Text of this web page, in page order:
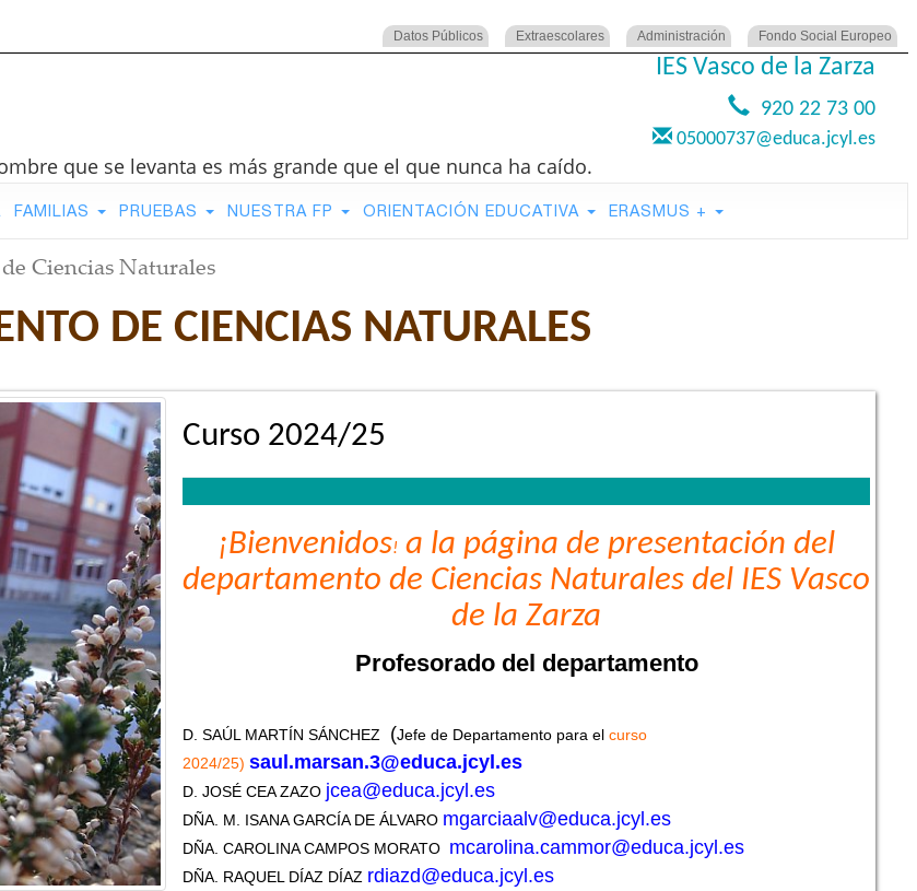
Datos Públicos Extraescolares Administración Fondo Social Europeo
IES Vasco de la Zarza
920 22 73 00
05000737@educa.jcyl.es
que se levanta es más grande que el que nunca ha caído.
FAMILIAS PRUEBAS NUESTRA FP ORIENTACIÓN EDUCATIVA ERASMUS +
Ciencias Naturales
DE CIENCIAS NATURALES
Curso 2024/25
¡Bienvenidos! a la página de presentación del
departamento de Ciencias Naturales del IES Vasco
de la Zarza
Profesorado del departamento
D. SAÚL MARTÍN SÁNCHEZ (Jefe de Departamento para el curso
2024/25) saul.marsan.3@educa.jcyl.es
D. JOSÉ CEA ZAZO jcea@educa.jcyl.es
DÑA. M. ISANA GARCÍA DE ÁLVARO mgarciaalv@educa.jcyl.es
DÑA. CAROLINA CAMPOS MORATO mcarolina.cammor@educa.jcyl.es
DÑA. RAQUEL DÍAZ DÍAZ rdiazd@educa.jcyl.es